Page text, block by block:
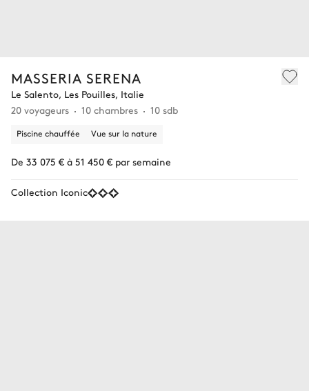
MASSERIA SERENA
Le Salento, Les Pouilles, Italie
20 voyageurs
10 chambres 10 sdb
Piscine chauffée Vue sur la nature
De 33 075 € à 51 450 € par semaine
Collection Iconic